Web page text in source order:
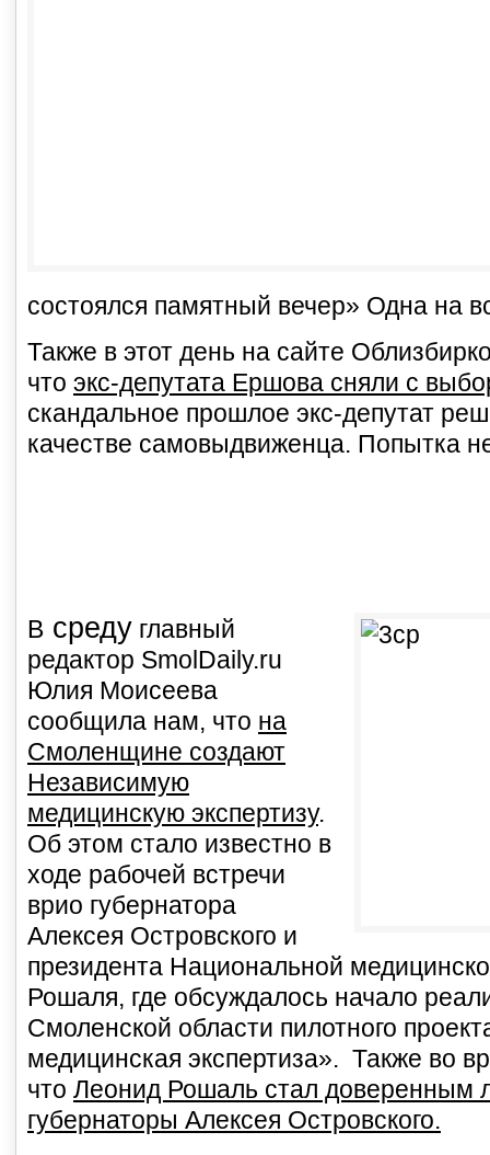
состоялся памятный вечер» Одна на
Также в этот день на сайте
что экс-депутата Ершова сняли с
скандальное прошлое экс-депутат
качестве самовыдвиженца. Попытка
В среду главный
редактор SmolDaily.ru
Юлия Моисеева
сообщила нам, что на
Смоленщине создают
Независимую
медицинскую экспертизу.
Об этом стало известно в
ходе рабочей встречи
врио губернатора
Алексея Островского и
президента Национальной
Рошаля, где обсуждалось начало
Смоленской области пилотного
медицинская экспертиза». Также во
что Леонид Рошаль стал доверенным
губернаторы Алексея Островского.